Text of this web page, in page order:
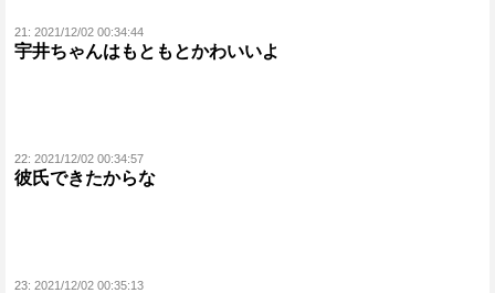
21: 2021/12/02 00:34:44
宇井ちゃんはもともとかわいいよ
22: 2021/12/02 00:34:57
彼氏できたからな
23: 2021/12/02 00:35:13